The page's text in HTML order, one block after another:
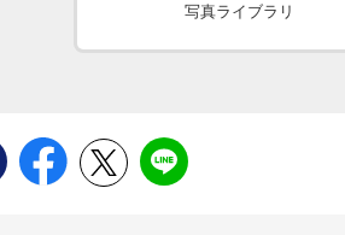
写真ライブラリ